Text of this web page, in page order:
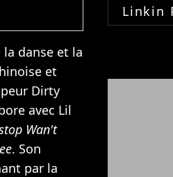
danse et la
et
Dirty
avec Lil
Wan't
. Son
par la
Linkin